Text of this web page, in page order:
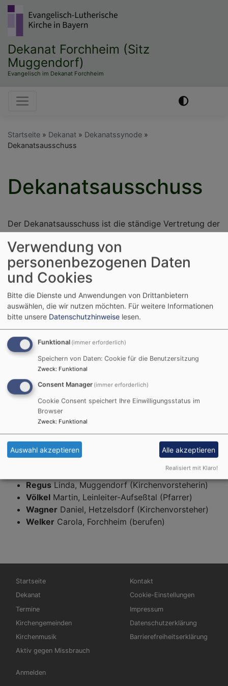
Direkt
Inhalt
Dekanat Forchheim (Sitz
Muggendorf)
Evangelisch im Dekanat Forchheim
Hauptnavigation
Startseite Dekanat
Dekanatssynode
Dekanatsausschuss
Dekanatsausschuss
Der Dekanatsausschuss ist die ständige Vertretung der
Abständen. Er vertritt den Dekanatsbezirk gerichtlich
und außergerichtlich. Er koordiniert die kirchliche
Arbeit und plant gemeinsame Vorhaben innerhalb des
Dekanatsbezirks.
Folgende Mitglieder bilden den Dekanatsausschuss
des Dekanates Forchheim:
WeidtEnno, Forchheim (Dekan)
Berner
BrüttingSamuel, Streitberg (Kirchenvorsteher)
DreslerLaura, Forchheim (Kirchenvorsteherin)
FietkauLothar, Forchheim (Präsidiumsmitglied)
HallerMaria, Leinleiter-
Aufseßtal (Kirchenvorsteherin)
HoheRoland, Muggendorf (Präsidiumsmitglied)
KurthChristina, Forchheim (Pfarrerin)
Messingschlager
Michael, Ebermannstadt
Regus Linda, Muggendorf (Kirchenvorsteherin)
Völkel Martin, Leinleiter-Aufseßtal (Pfarrer)
Wagner Daniel, Hetzelsdorf (Kirchenvorsteher)
Welker Carola, Forchheim (berufen)
Hauptnavigation
Startseite
Dekanat
Termine
Kirchengemeinden
Kirchenmusik
Aktiv gegen Missbrauch
Fußbereichsmenü
Kontakt
Cookie-Einstellungen
Impressum
Datenschutzerklärung
Barrierefreiheitserklärung
Benutzermenü
Anmelden
Verwendung von
personenbezogenen Daten
und Cookies
Bitte die Dienste und Anwendungen von Drittanbietern
auswählen, die wir nutzen möchten. Für weitere Informationen
bitte unsere Datenschutzhinweise lesen.
Funktional (immer erforderlich)
Speichern von Daten: Cookie für die Benutzersitzung
Zweck: Funktional
Consent Manager (immer erforderlich)
Cookie Consent speichert Ihre Einwilligungsstatus im
Browser
Zweck: Funktional
Auswahl akzeptieren Alle akzeptieren
Realisiert mit Klaro!